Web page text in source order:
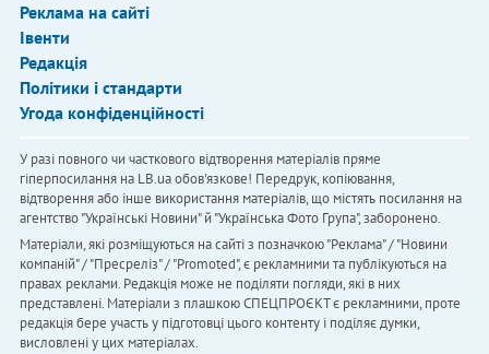
Реклама на сайті
Івенти
Редакція
Політики і стандарти
Угода конфіденційності
У разі повного чи часткового відтворення матеріалів пряме
гіперпосилання на LB.ua обов'язкове! Передрук, копіювання,
відтворення або інше використання матеріалів, що містять посилання на
агентство "Українськi Новини" й "Українська Фото Група", заборонено.
Матеріали, які розміщуються на сайті з позначкою "Реклама" / "Новини
компаній" / "Пресреліз" / "Promoted", є рекламними та публікуються на
правах реклами. Редакція може не поділяти погляди, які в них
представлені. Матеріали з плашкою СПЕЦПРОЄКТ є рекламними, проте
редакція бере участь у підготовці цього контенту і поділяє думки,
висловлені у цих матеріалах.